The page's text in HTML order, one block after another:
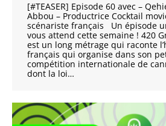
[#TEASER] Episode 60 avec –
Abbou – Productrice Cocktail
scénariste français Un épisode
vous attend cette semaine ! 420
est un long métrage qui raconte
français qui organise dans son
compétition internationale de
dont la loi…